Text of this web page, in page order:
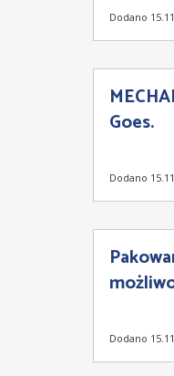
Dodano
Goes.
Dodano
Dodano